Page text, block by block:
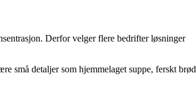
Derfor velger flere bedrifter løsninger
små detaljer som hjemmelaget suppe, ferskt brød